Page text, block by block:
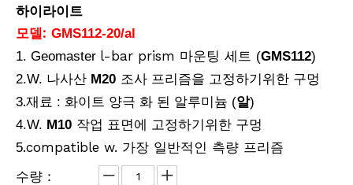
하이라이트
모델: GMS112-20/al
1. Geomaster l-bar prism 마운팅 세트 (GMS112)
2.W. 나사산 M20 조사 프리즘을 고정하기위한 구멍
3.재료 : 화이트 양극 화 된 알루미늄 (알)
4.W. M10 작업 표면에 고정하기위한 구멍
5.compatible w. 가장 일반적인 측량 프리즘
수량：